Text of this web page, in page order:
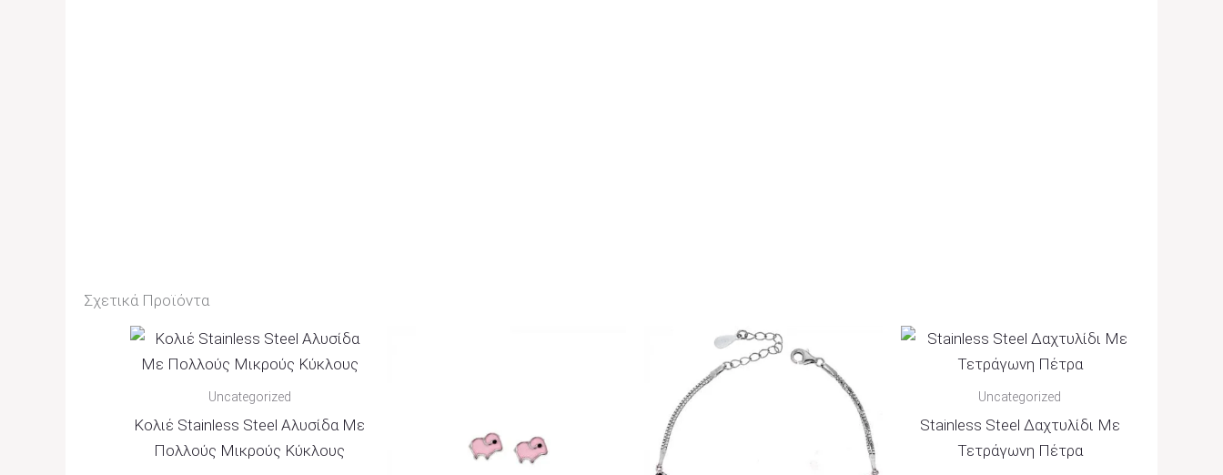
Σχετικά Προϊόντα
Uncategorized
Κολιέ Stainless Steel Αλυσίδα Με
Πολλούς Μικρούς Κύκλους
Uncategorized
Stainless Steel Δαχτυλίδι Με
Τετράγωνη Πέτρα